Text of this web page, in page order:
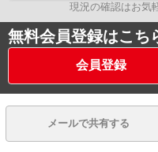
現況の確認はお気
無料会員登録はこち
会員登録
メールで共有する